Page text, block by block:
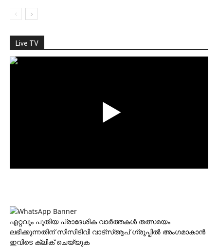
Live TV
എറ്റവും പുതിയ പ്രാദേശിക വാര്‍ത്തകള്‍ തത്സമയം
ലഭിക്കുന്നതിന് സിസിടിവി വാട്‌സ്ആപ് ഗ്രൂപ്പില്‍ അംഗമാകാന്‍
ഇവിടെ ക്ലിക് ചെയ്യുക